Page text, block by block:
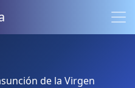
de la Virgen